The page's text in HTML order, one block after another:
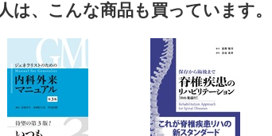
は、こんな商品も買っています。